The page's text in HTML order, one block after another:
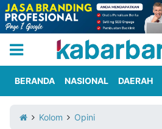
Iklan
Berita
Kami
BERANDA NASIONAL DAERAH
Kolom Opini